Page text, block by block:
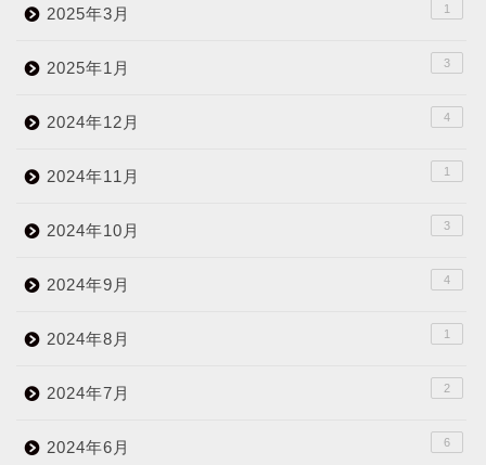
2025年3月 1
2025年1月 3
2024年12月 4
2024年11月 1
2024年10月 3
2024年9月 4
2024年8月 1
2024年7月 2
2024年6月 6